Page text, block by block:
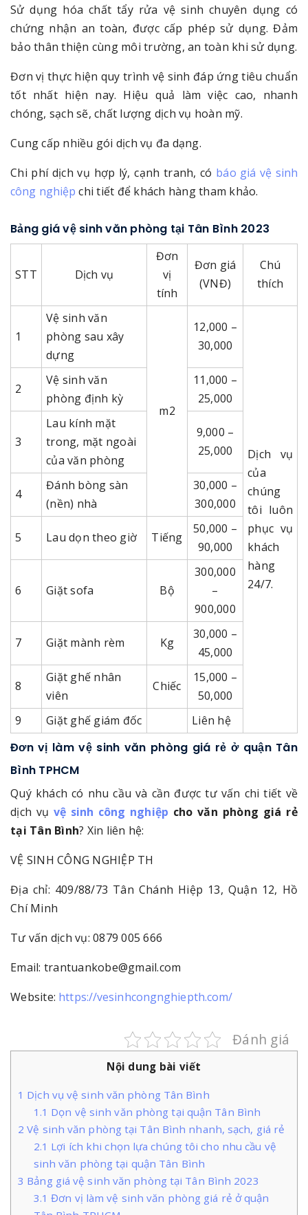
Sử dụng hóa chất tẩy rửa vệ sinh chuyên dụng có
chứng nhận an toàn, được cấp phép sử dụng. Đảm
bảo thân thiện cùng môi trường, an toàn khi sử dụng.
Đơn vị thực hiện quy trình vệ sinh đáp ứng tiêu chuẩn
tốt nhất hiện nay. Hiệu quả làm việc cao, nhanh
chóng, sạch sẽ, chất lượng dịch vụ hoàn mỹ.
Cung cấp nhiều gói dịch vụ đa dạng.
Chi phí dịch vụ hợp lý, cạnh tranh, có báo giá vệ sinh
công nghiệp chi tiết để khách hàng tham khảo.
Bảng giá vệ sinh văn phòng tại Tân Bình 2023
STT Dịch vụ
Đơn
vị
tính
Đơn giá
(VNĐ)
Chú
thích
1
Vệ sinh văn
phòng sau xây
dựng
m2
12,000 –
30,000
Dịch vụ
của
chúng
tôi luôn
phục vụ
khách
hàng
24/7.
2
Vệ sinh văn
phòng định kỳ
11,000 –
25,000
3
Lau kính mặt
trong, mặt ngoài
của văn phòng
9,000 –
25,000
4
Đánh bòng sàn
(nền) nhà
30,000 –
300,000
5 Lau dọn theo giờ Tiếng
50,000 –
90,000
6 Giặt sofa Bộ
300,000
–
900,000
7 Giặt mành rèm Kg
30,000 –
45,000
8
Giặt ghế nhân
viên
Chiếc
15,000 –
50,000
9
Giặt ghế giám đốc Liên hệ
Đơn vị làm vệ sinh văn phòng giá rẻ ở quận Tân
Bình TPHCM
Quý khách có nhu cầu và cần được tư vấn chi tiết về
dịch vụvệ sinh công nghiệp cho văn phòng giá rẻ
tại Tân Bình? Xin liên hệ:
VỆ SINH CÔNG NGHIỆP TH
Địa chỉ: 409/88/73 Tân Chánh Hiệp 13, Quận 12, Hồ
Chí Minh
Tư vấn dịch vụ: 0879 005 666
Email: trantuankobe@gmail.com
Website: https://vesinhcongnghiepth.com/
Đánh giá
Nội dung bài viết
1 Dịch vụ vệ sinh văn phòng Tân Bình
1.1 Dọn vệ sinh văn phòng tại quận Tân Bình
2 Vệ sinh văn phòng tại Tân Bình nhanh, sạch, giá rẻ
2.1 Lợi ích khi chọn lựa chúng tôi cho nhu cầu vệ
sinh văn phòng tại quận Tân Bình
3 Bảng giá vệ sinh văn phòng tại Tân Bình 2023
3.1 Đơn vị làm vệ sinh văn phòng giá rẻ ở quận